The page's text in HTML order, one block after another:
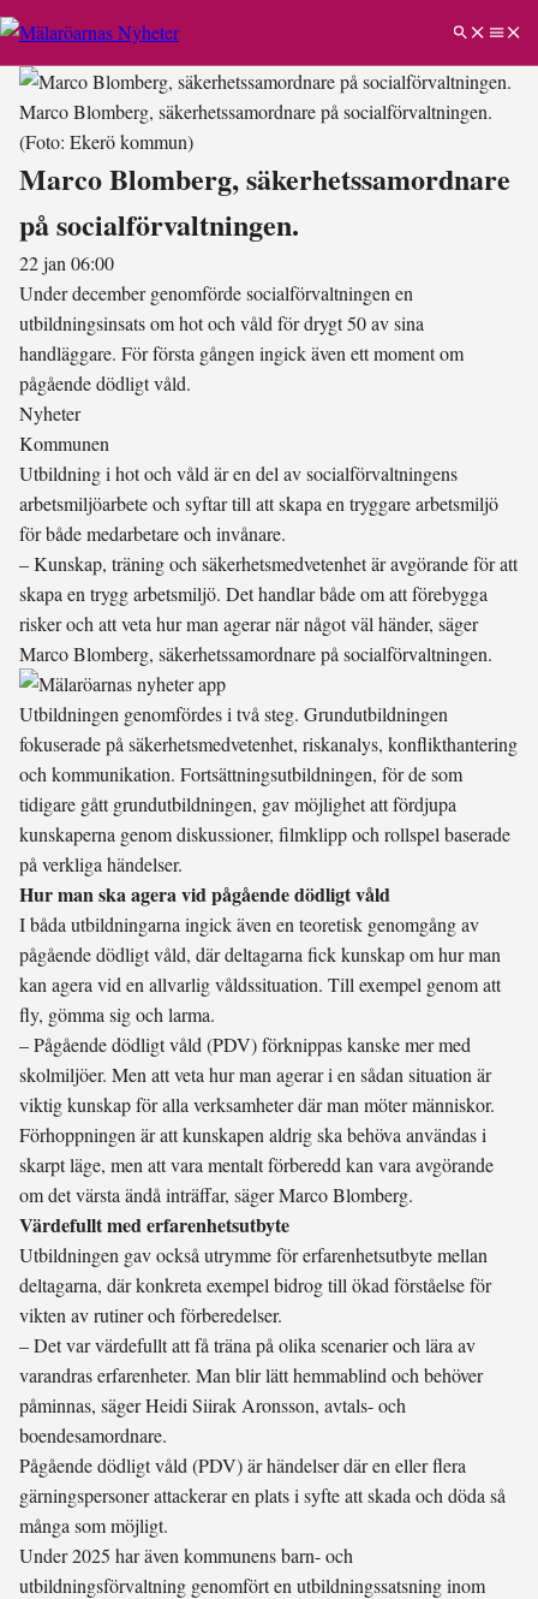
Marco Blomberg, säkerhetssamordnare på socialförvaltningen.
(Foto: Ekerö kommun)
Marco Blomberg, säkerhetssamordnare
på socialförvaltningen.
22 jan 06:00
Under december genomförde socialförvaltningen en
utbildningsinsats om hot och våld för drygt 50 av sina
handläggare. För första gången ingick även ett moment om
pågående dödligt våld.
Nyheter
Kommunen
Utbildning i hot och våld är en del av socialförvaltningens
arbetsmiljöarbete och syftar till att skapa en tryggare arbetsmiljö
för både medarbetare och invånare.
– Kunskap, träning och säkerhetsmedvetenhet är avgörande för att
skapa en trygg arbetsmiljö. Det handlar både om att förebygga
risker och att veta hur man agerar när något väl händer, säger
Marco Blomberg, säkerhetssamordnare på socialförvaltningen.
Utbildningen genomfördes i två steg. Grundutbildningen
fokuserade på säkerhetsmedvetenhet, riskanalys, konflikthantering
och kommunikation. Fortsättningsutbildningen, för de som
tidigare gått grundutbildningen, gav möjlighet att fördjupa
kunskaperna genom diskussioner, filmklipp och rollspel baserade
på verkliga händelser.
Hur man ska agera vid pågående dödligt våld
I båda utbildningarna ingick även en teoretisk genomgång av
pågående dödligt våld, där deltagarna fick kunskap om hur man
kan agera vid en allvarlig våldssituation. Till exempel genom att
fly, gömma sig och larma.
– Pågående dödligt våld (PDV) förknippas kanske mer med
skolmiljöer. Men att veta hur man agerar i en sådan situation är
viktig kunskap för alla verksamheter där man möter människor.
Förhoppningen är att kunskapen aldrig ska behöva användas i
skarpt läge, men att vara mentalt förberedd kan vara avgörande
om det värsta ändå inträffar, säger Marco Blomberg.
Värdefullt med erfarenhetsutbyte
Utbildningen gav också utrymme för erfarenhetsutbyte mellan
deltagarna, där konkreta exempel bidrog till ökad förståelse för
vikten av rutiner och förberedelser.
– Det var värdefullt att få träna på olika scenarier och lära av
varandras erfarenheter. Man blir lätt hemmablind och behöver
påminnas, säger Heidi Siirak Aronsson, avtals- och
boendesamordnare.
Pågående dödligt våld (PDV) är händelser där en eller flera
gärningspersoner attackerar en plats i syfte att skada och döda så
många som möjligt.
Under 2025 har även kommunens barn- och
utbildningsförvaltning genomfört en utbildningssatsning inom